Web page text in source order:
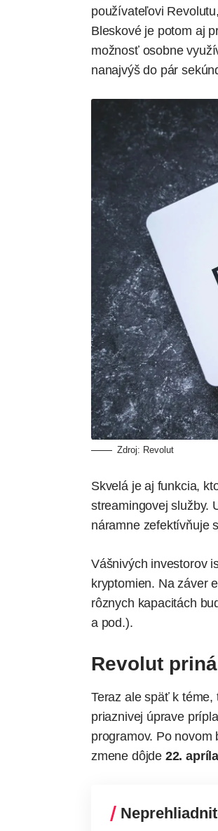
používateľovi
Bleskové je potom aj
možnosť osobne
nanajvýš do pár
Zdroj: Revolut
Skvelá je aj funkcia,
streamingovej služby.
náramne zefektívňuje
Vášnivých investorov
kryptomien. Na záver
rôznych kapacitách
a pod.).
Revolut
Teraz ale späť k
priaznivej úprave
programov. Po
zmene dôjde 22. apríla